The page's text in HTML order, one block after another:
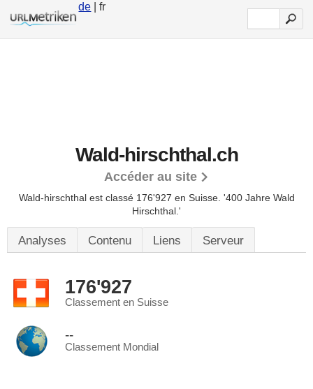
de | fr
Wald-hirschthal.ch
Accéder au site
Wald-hirschthal est classé 176'927 en Suisse. '400 Jahre Wald
Hirschthal.'
Analyses Contenu Liens Serveur
176'927
Classement en Suisse
--
Classement Mondial